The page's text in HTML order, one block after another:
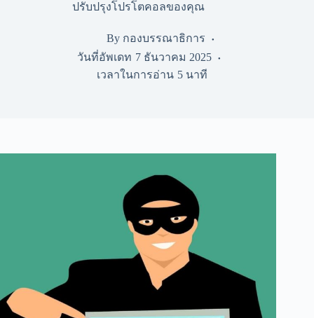
ปรับปรุงโปรโตคอลของคุณ
By กองบรรณาธิการ
วันที่อัพเดท 7 ธันวาคม 2025
เวลาในการอ่าน 5 นาที